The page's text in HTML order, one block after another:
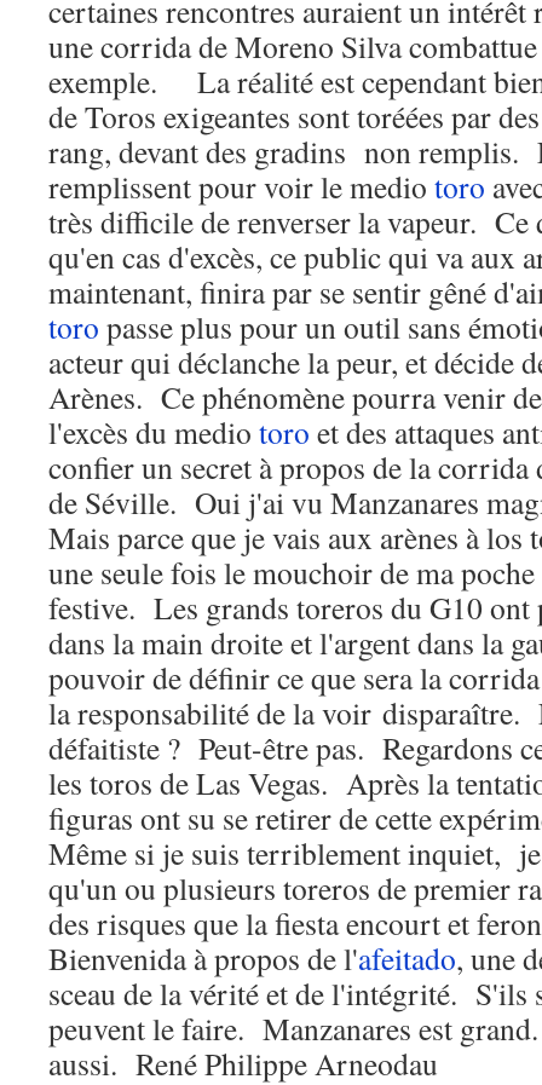
certaines rencontres auraient un
une corrida de Moreno Silva
exemple. La réalité est cependant
de Toros exigeantes sont toréées par
rang, devant des gradins non remplis.
remplissent pour voir le medio toro
très difficile de renverser la vapeur. Ce
qu'en cas d'excès, ce public qui va aux
maintenant, finira par se sentir gêné
toro passe plus pour un outil sans
acteur qui déclanche la peur, et décide
Arènes. Ce phénomène pourra venir
l'excès du medio toro et des attaques
confier un secret à propos de la
de Séville. Oui j'ai vu Manzanares
Mais parce que je vais aux arènes à los
une seule fois le mouchoir de ma
festive. Les grands toreros du G10 ont
dans la main droite et l'argent dans la
pouvoir de définir ce que sera la
la responsabilité de la voir disparaître.
défaitiste ? Peut-être pas. Regardons
les toros de Las Vegas. Après la
figuras ont su se retirer de cette
Même si je suis terriblement inquiet,
qu'un ou plusieurs toreros de premier
des risques que la fiesta encourt et
Bienvenida à propos de l'afeitado, une
sceau de la vérité et de l'intégrité. S'ils
peuvent le faire. Manzanares est
aussi. René Philippe Arneodau